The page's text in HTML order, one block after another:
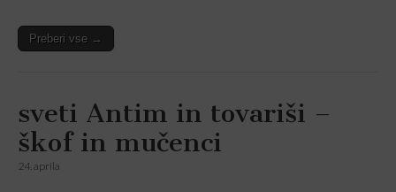
Preberi vse →
sveti Antim in tovariši –
škof in mučenci
24. aprila